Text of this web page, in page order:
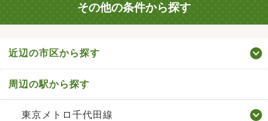
その他の条件から探す
近辺の市区から探す
周辺の駅から探す
東京メトロ千代田線